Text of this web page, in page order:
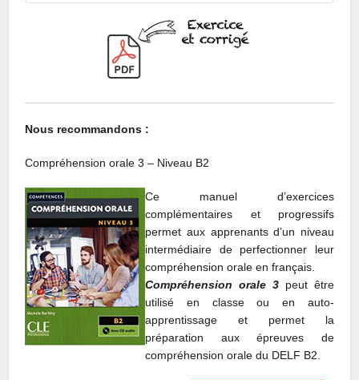
Nous recommandons :
Compréhension orale 3 – Niveau B2
Ce manuel d’exercices
complémentaires et progressifs
permet aux apprenants d’un niveau
intermédiaire de perfectionner leur
compréhension orale en français.
Compréhension orale 3 peut être
utilisé en classe ou en auto-
apprentissage et permet la
préparation aux épreuves de
compréhension orale du DELF B2.